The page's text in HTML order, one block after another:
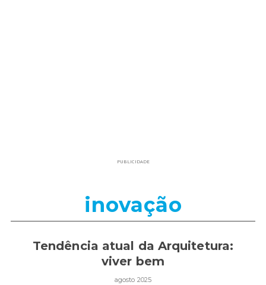
PUBLICIDADE
inovação
Tendência atual da Arquitetura:
viver bem
agosto 2025